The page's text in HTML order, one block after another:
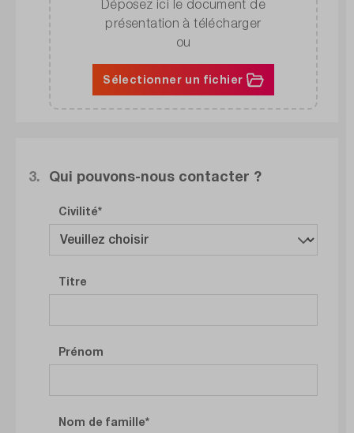
Déposez ici le document de
présentation à télécharger
ou
Sélectionner un fichier
Qui pouvons-nous contacter ?
3.
Civilité
Titre
Prénom
Nom de famille